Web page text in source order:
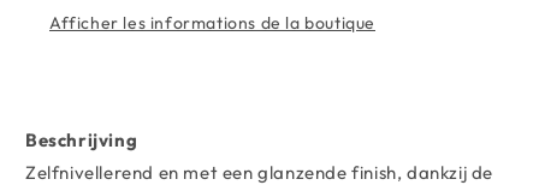
Afficher les informations de la boutique
Beschrijving
Zelfnivellerend en met een glanzende finish, dankzij de